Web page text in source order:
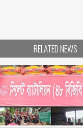
RELATED NEWS